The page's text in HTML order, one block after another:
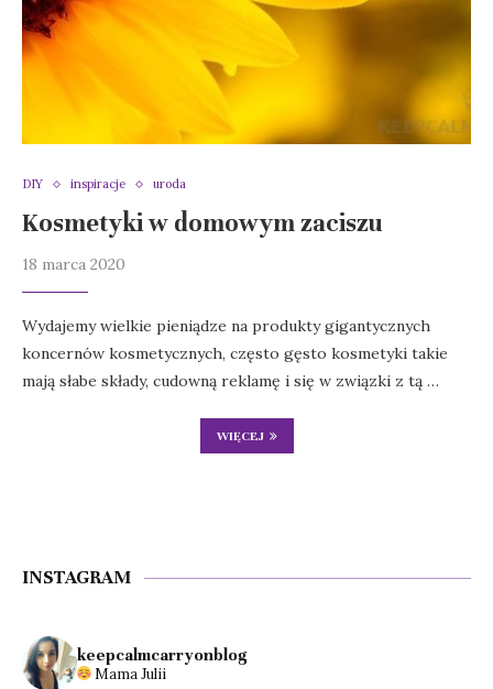
DIY inspiracje uroda
Kosmetyki w domowym zaciszu
18 marca 2020
Wydajemy wielkie pieniądze na produkty gigantycznych
koncernów kosmetycznych, często gęsto kosmetyki takie
mają słabe składy, cudowną reklamę i się w związki z tą …
WIĘCEJ
INSTAGRAM
keepcalmcarryonblog
Mama Julii